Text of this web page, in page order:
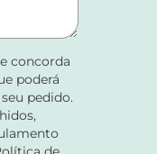
concorda
poderá
pedido.